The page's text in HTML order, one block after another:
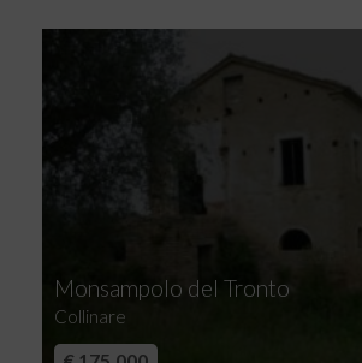
Monsampolo del Tronto
Collinare